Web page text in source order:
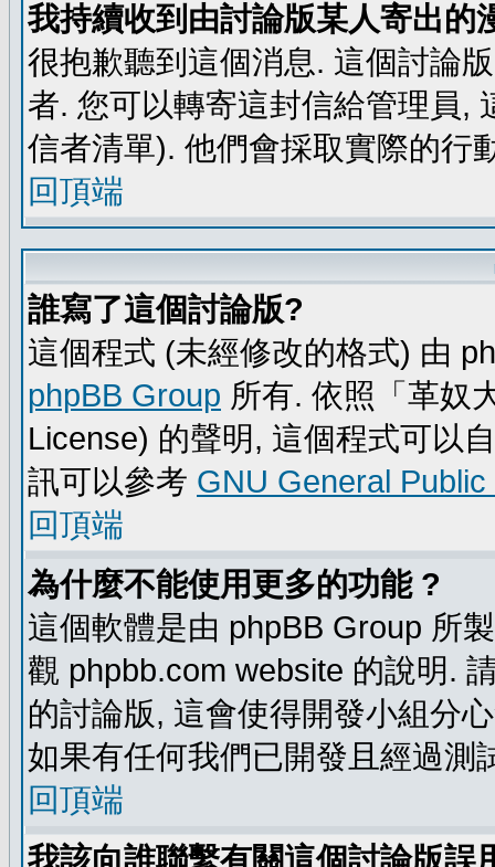
我持續收到由討論版某人寄出的
很抱歉聽到這個消息. 這個討論
者. 您可以轉寄這封信給管理員,
信者清單). 他們會採取實際的行
回頂端
誰寫了這個討論版?
這個程式 (未經修改的格式) 由
phpBB Group 所有. 依照「革奴
License) 的聲明, 這個程式可以
訊可以參考 GNU General
回頂端
為什麼不能使用更多的功能 ?
這個軟體是由 phpBB Group 所
觀 phpbb.com website 的說明.
的討論版, 這會使得開發小組分
如果有任何我們已開發且經過測
回頂端
我該向誰聯繫有關這個討論版誤